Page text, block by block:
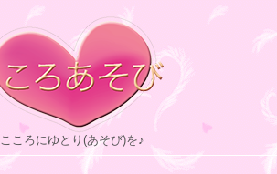
こころにゆとり(あそび)を♪